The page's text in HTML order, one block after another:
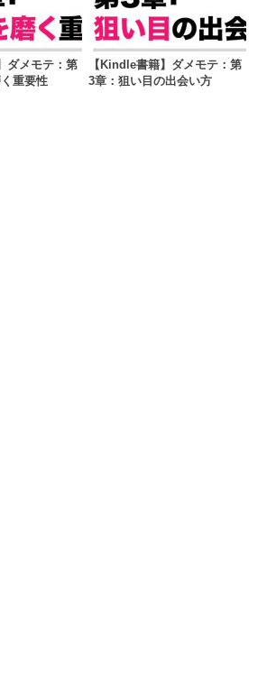
ダメモテ：第
重要性
【Kindle書籍】ダメモテ：第
3章：狙い目の出会い方